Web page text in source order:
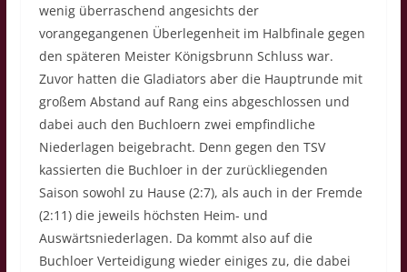
wenig überraschend angesichts der
vorangegangenen Überlegenheit im Halbfinale gegen
den späteren Meister Königsbrunn Schluss war.
Zuvor hatten die Gladiators aber die Hauptrunde mit
großem Abstand auf Rang eins abgeschlossen und
dabei auch den Buchloern zwei empfindliche
Niederlagen beigebracht. Denn gegen den TSV
kassierten die Buchloer in der zurückliegenden
Saison sowohl zu Hause (2:7), als auch in der Fremde
(2:11) die jeweils höchsten Heim- und
Auswärtsniederlagen. Da kommt also auf die
Buchloer Verteidigung wieder einiges zu, die dabei